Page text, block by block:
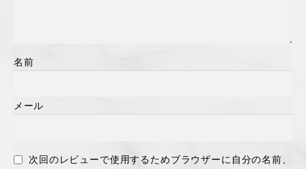
名前
メール
次回のレビューで使用するためブラウザーに自分の名前、